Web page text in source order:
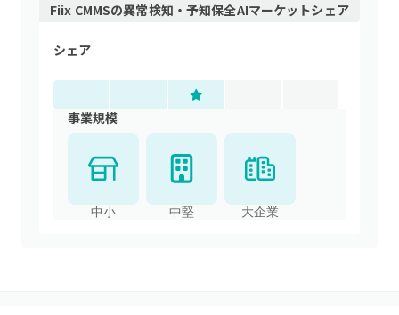
Fiix CMMSの異常検知・予知保全AIマーケットシェア
シェア
事業規模
中小 中堅 大企業